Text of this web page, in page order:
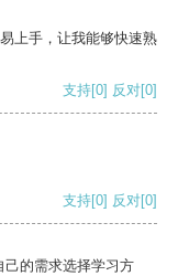
上手，让我能够快速熟
支持[0] 反对[0]
支持[0] 反对[0]
己的需求选择学习方